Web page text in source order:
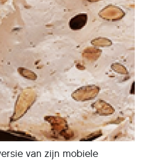
van zijn mobiele